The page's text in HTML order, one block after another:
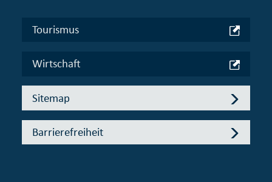
Tourismus
Wirtschaft
Sitemap
Barrierefreiheit